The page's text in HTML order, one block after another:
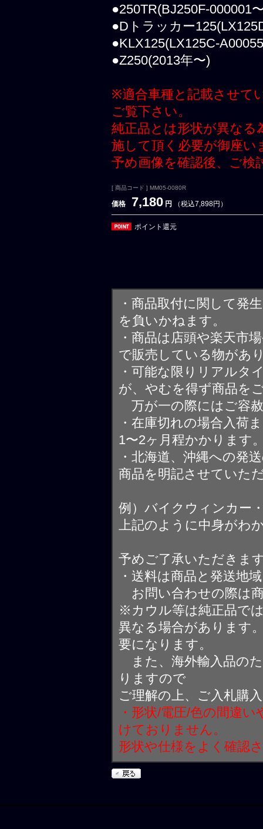
●250TR(BJ250F-000001
●Dトラッカー
●KLX125(LX125C-
●Z250(2013年〜)
※適合車種と記載させて
ご覧下さい。
純正品とは形状が異なる
施して頂く必要が御座い
予め画像を確認後、ご検
[ 商品コード ] MM05-0080R
価格 7,180 円 （税込7,898円）
ポイント還元
・商品取付に関して発
を負いかねます。
・商品は店頭や楽天市
で販売している物があ
・可能な限りリアルタ
が、やむを得ず商品を
万が一の際にはご容
・在庫切れの場合入荷
1〜2ヶ月程かかります
・北海道、沖縄への発
商品を明記させていた
例）バイクウィンカー
上記のように中身がわ
予めご了承いただきま
・送料は商品と発送地
お問い合わせの際は
※カウル等は純正品で
異なる場合があります
要になります。
また、海外輸入品の
りますので
ご理解の上、ご入札購
・形状/電圧/色の間違
けておりません。
形状や仕様をよく確認